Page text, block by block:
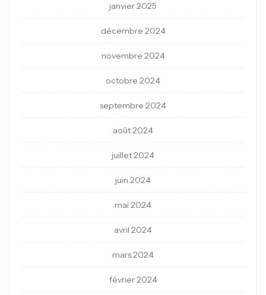
janvier 2025
décembre 2024
novembre 2024
octobre 2024
septembre 2024
août 2024
juillet 2024
juin 2024
mai 2024
avril 2024
mars 2024
février 2024